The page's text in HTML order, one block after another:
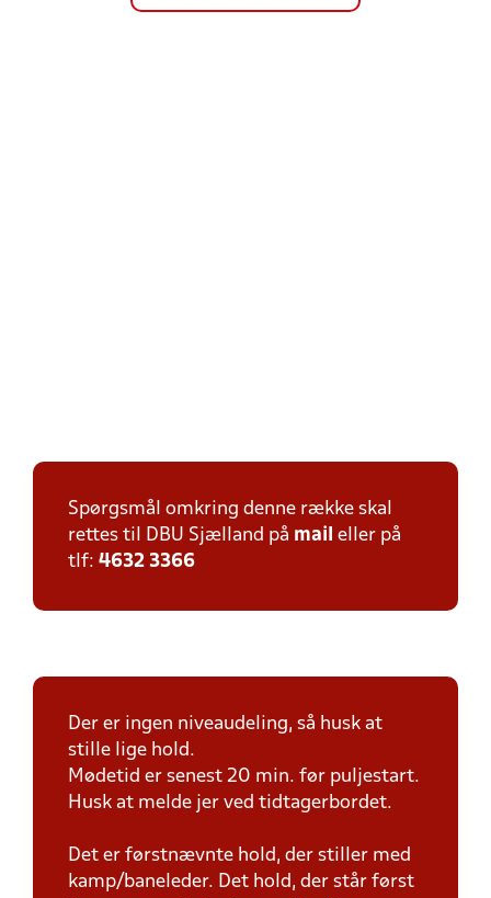
Spørgsmål omkring denne række skal
rettes til DBU Sjælland på mail eller på
tlf: 4632 3366
Der er ingen niveaudeling, så husk at
stille lige hold.
Mødetid er senest 20 min. før puljestart.
Husk at melde jer ved tidtagerbordet.
Det er førstnævnte hold, der stiller med
kamp/baneleder. Det hold, der står først